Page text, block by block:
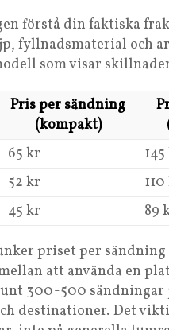
förstå din faktiska
fyllnadsmaterial och
som visar
Pris per sändning
(kompakt)
65 kr
52 kr
45 kr 89
priset per
att använda en
300-500 sändningar
destinationer. Det